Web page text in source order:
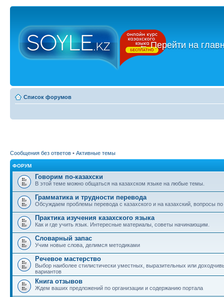
←Перейти на
Список форумов
Сообщения без ответов • Активные темы
ФОРУМ
Говорим по-казахски
В этой теме можно общаться на казахском языке на любые темы.
Грамматика и трудности перевода
Обсуждаем проблемы перевода с казахского и на казахский, вопросы
Практика изучения казахского языка
Как и где учить язык. Интересные материалы, советы начинающим.
Словарный запас
Учим новые слова, делимся методиками
Речевое мастерство
Выбор наиболее стилистически уместных, выразительных или
вариантов
Книга отзывов
Ждем ваших предложений по организации и содержанию портала